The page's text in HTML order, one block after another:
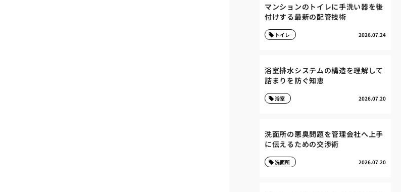
マンションのトイレに手洗い器を後
付けする最新の配管技術
2026.07.24
トイレ
浴室排水システムの構造を理解して
詰まりを防ぐ知恵
2026.07.20
浴室
洗面所の悪臭問題を管理会社へ上手
に伝えるための交渉術
2026.07.20
洗面所